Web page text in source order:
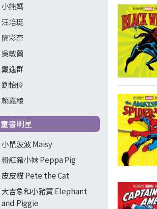
小熊媽
汪培珽
廖彩杏
吳敏蘭
戴逸群
劉怡伶
賴嘉綾
童書明星
小鼠波波 Maisy
粉紅豬小妹 Peppa Pig
皮皮貓 Pete the Cat
大吉象和小豬寶 Elephant
and Piggie